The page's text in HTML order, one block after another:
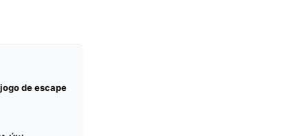
de escape